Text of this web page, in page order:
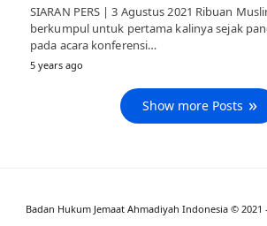
SIARAN PERS | 3 Agustus 2021 Ribuan
berkumpul untuk pertama kalinya sejak
pada acara konferensi…
5 years ago
Show more Posts
Badan Hukum Jemaat Ahmadiyah Indonesia © 2021